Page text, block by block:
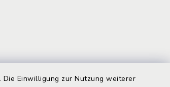
Einwilligung zur Nutzung weiterer